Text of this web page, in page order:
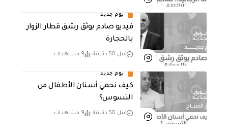
يوم جديد
فيديو صادم يوثق رشق قطار الزوار
بالحجارة
قبل 50 دقيقة 9 مشاهدات
يوم جديد
كيف نحمي أسنان الأطفال من
التسوس؟
قبل 50 دقيقة 9 مشاهدات